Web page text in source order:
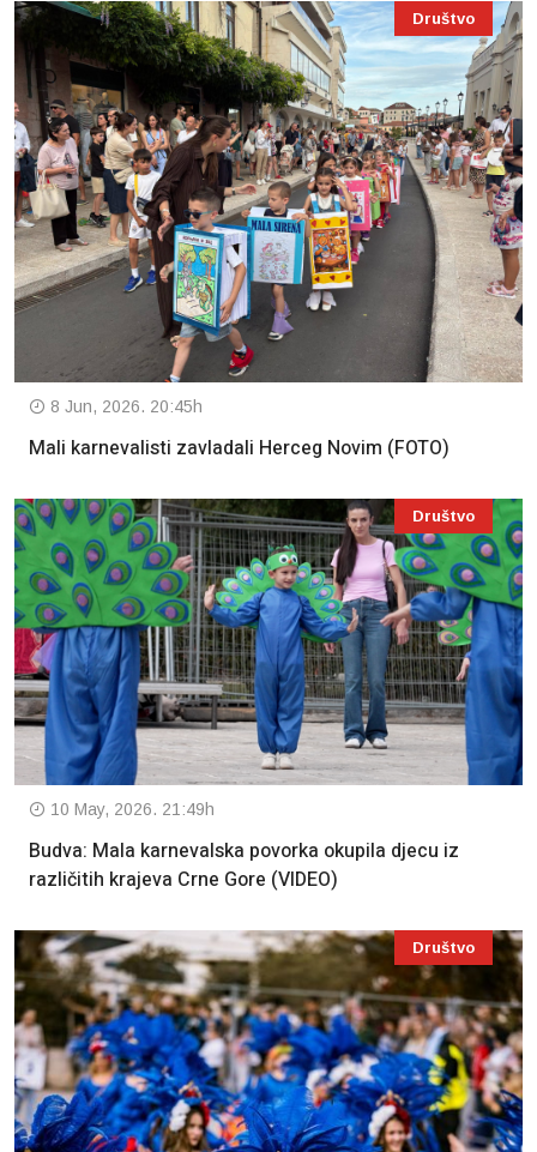
Društvo
8 Jun, 2026. 20:45h
Mali karnevalisti zavladali Herceg Novim (FOTO)
Društvo
10 May, 2026. 21:49h
Budva: Mala karnevalska povorka okupila djecu iz
različitih krajeva Crne Gore (VIDEO)
Društvo